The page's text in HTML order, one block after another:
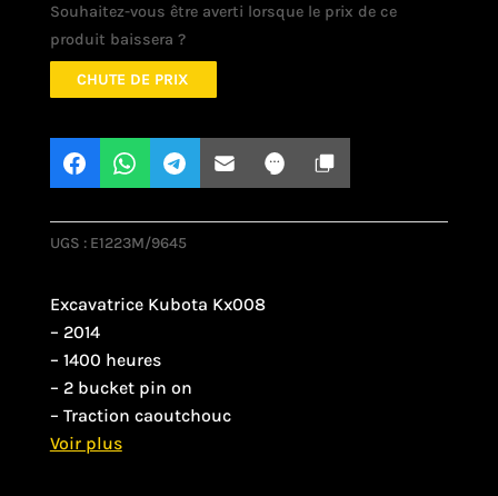
Souhaitez-vous être averti lorsque le prix de ce
produit baissera ?
CHUTE DE PRIX
UGS : E1223M/9645
Excavatrice Kubota Kx008
– 2014
– 1400 heures
– 2 bucket pin on
– Traction caoutchouc